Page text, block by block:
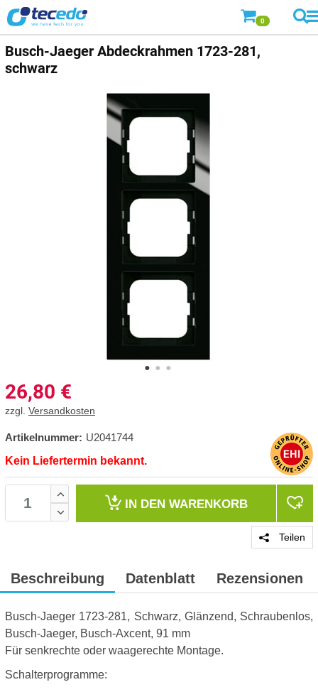
0
Busch-Jaeger Abdeckrahmen 1723-281,
schwarz
26,80 €
zzgl. Versandkosten
Artikelnummer: U2041744
Kein Liefertermin bekannt.
IN DEN WARENKORB
Teilen
Beschreibung Datenblatt Rezensionen
Busch-Jaeger 1723-281, Schwarz, Glänzend, Schraubenlos,
Busch-Jaeger, Busch-Axcent, 91 mm
Für senkrechte oder waagerechte Montage.
Schalterprogramme: